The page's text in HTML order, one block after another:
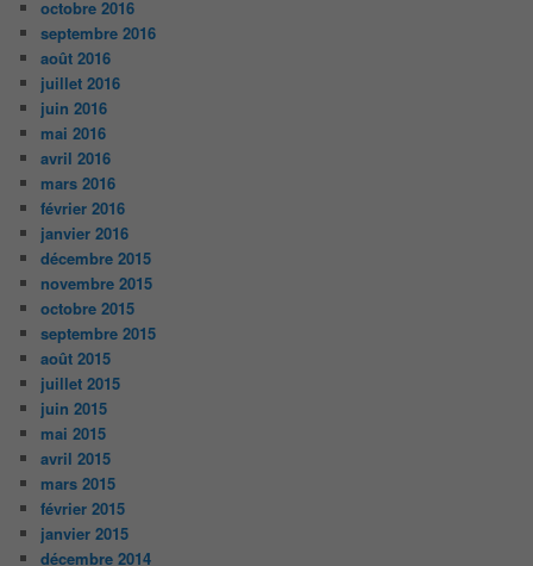
octobre 2016
septembre 2016
août 2016
juillet 2016
juin 2016
mai 2016
avril 2016
mars 2016
février 2016
janvier 2016
décembre 2015
novembre 2015
octobre 2015
septembre 2015
août 2015
juillet 2015
juin 2015
mai 2015
avril 2015
mars 2015
février 2015
janvier 2015
décembre 2014